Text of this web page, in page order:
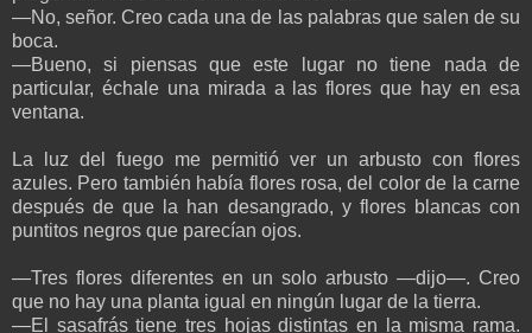
—No, señor. Creo cada una de las palabras que salen de su
boca.
—Bueno, si piensas que este lugar no tiene nada de
particular, échale una mirada a las flores que hay en esa
ventana.
La luz del fuego me permitió ver un arbusto con flores
azules. Pero también había flores rosa, del color de la carne
después de que la han desangrado, y flores blancas con
puntitos negros que parecían ojos.
—Tres flores diferentes en un solo arbusto —dijo—. Creo
que no hay una planta igual en ningún lugar de la tierra.
—El sasafrás tiene tres hojas distintas en la misma rama.